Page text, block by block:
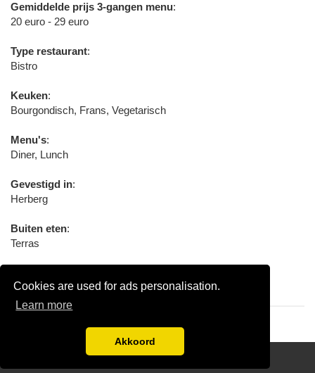
Cookies are used for ads personalisation.
Learn more
Akkoord
Gemiddelde prijs 3-gangen menu:
20 euro - 29 euro
Type restaurant:
Bistro
Keuken:
Bourgondisch, Frans, Vegetarisch
Menu's:
Diner, Lunch
Gevestigd in:
Herberg
Buiten eten:
Terras
Pin, Contant